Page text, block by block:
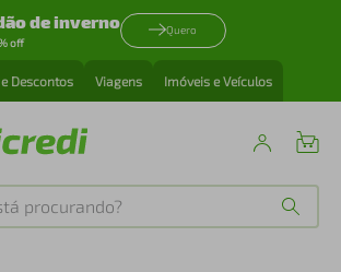
de inverno
off
Quero
Descontos Viagens Imóveis e Veículos